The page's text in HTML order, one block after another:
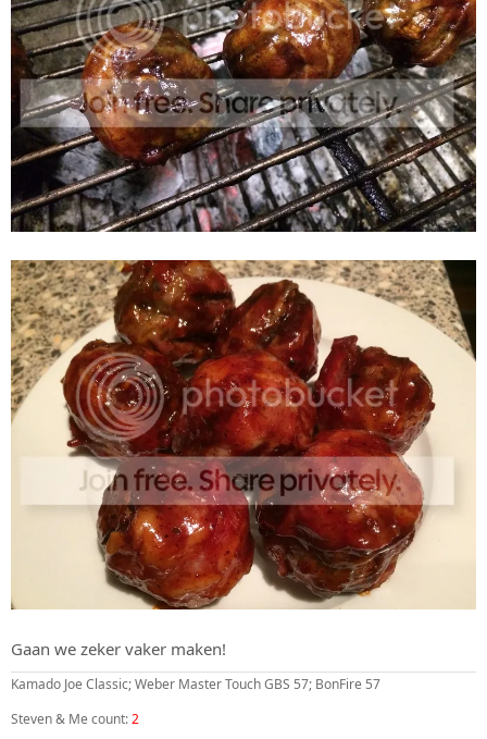
Gaan we zeker vaker maken!
Kamado Joe Classic; Weber Master Touch GBS 57; BonFire 57
Steven & Me count:2